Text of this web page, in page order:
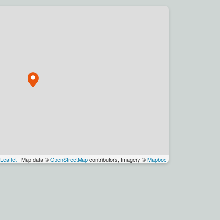
Leaflet | Map data ©OpenStreetMapcontributors, Imagery ©Mapbox